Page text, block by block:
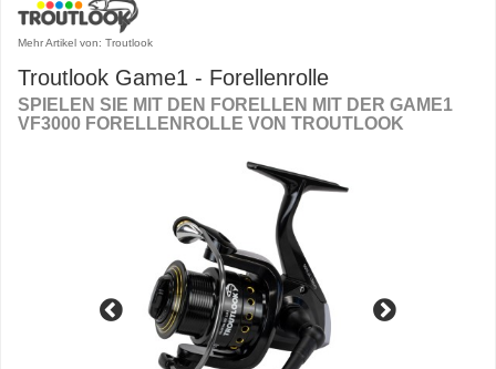
Mehr Artikel von: Troutlook
Troutlook Game1 - Forellenrolle
SPIELEN SIE MIT DEN FORELLEN MIT DER GAME1
VF3000 FORELLENROLLE VON TROUTLOOK